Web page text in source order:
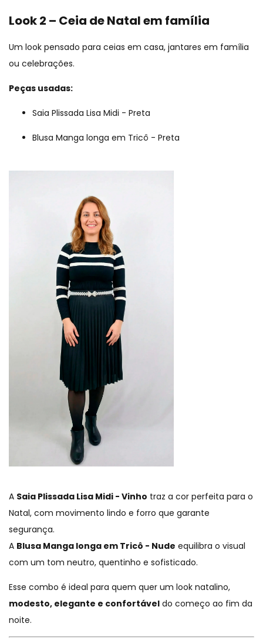
Look 2 – Ceia de Natal em família
Um look pensado para ceias em casa, jantares em família
ou celebrações.
Peças usadas:
Saia Plissada Lisa Midi - Preta
Blusa Manga longa em Tricô - Preta
A Saia Plissada Lisa Midi - Vinho traz a cor perfeita para o
Natal, com movimento lindo e forro que garante
segurança.
A Blusa Manga longa em Tricô - Nude equilibra o visual
com um tom neutro, quentinho e sofisticado.
Esse combo é ideal para quem quer um look natalino,
modesto, elegante e confortável do começo ao fim da
noite.